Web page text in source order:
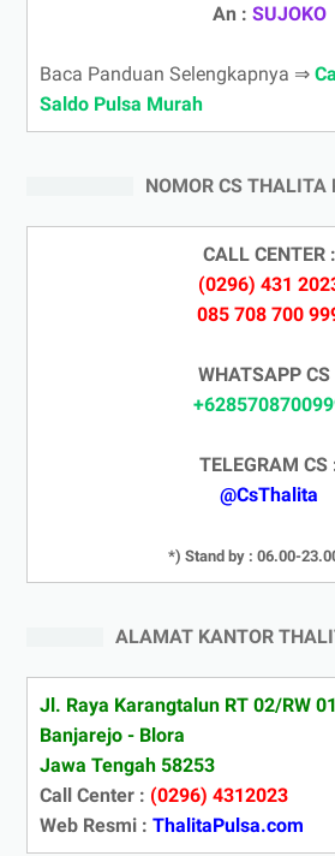
An : SUJOKO
Baca Panduan Selengkapnya ⇒
Saldo Pulsa Murah
NOMOR CS THALITA
CALL CENTER :
(0296) 431
085 708 700
WHATSAPP CS
TELEGRAM CS
@CsThalita
*) Stand by : 06.00-
ALAMAT KANTOR
Jl. Raya Karangtalun RT 02/RW 01
Banjarejo - Blora
Jawa Tengah 58253
Call Center : (0296) 4312023
Web Resmi : ThalitaPulsa.com